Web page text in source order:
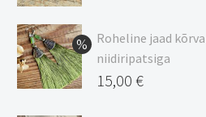
9,00 €
kuni
20,44 €
Roheline jaad
niidiripatsiga
Algne
15,00 €